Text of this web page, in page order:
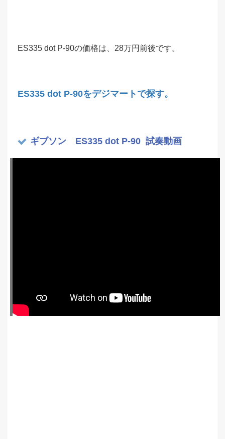
ES335 dot P-90の価格は、28万円前後です。
ES335 dot P-90をデジマートで探す。
ギブソン ES335 dot P-90 試奏動画